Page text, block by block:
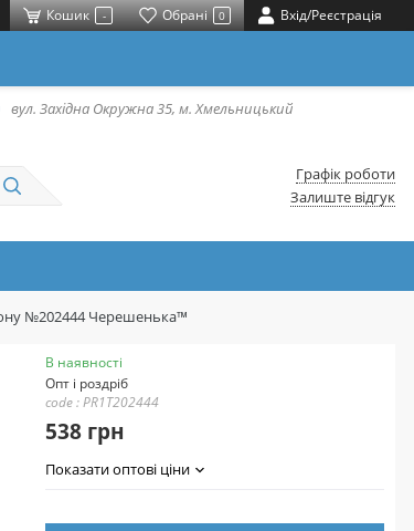
Кошик - Обрані 0 Вхід/Реєстрація
вул. Західна Окружна 35, м. Хмельницький
Графік роботи
Залиште відгук
№202444 Черешенька™
В наявності
Опт і роздріб
code : PR1T202444
538 грн
Показати оптові ціни